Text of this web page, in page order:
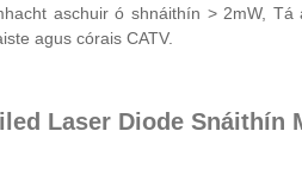
aschuir ó shnáithín > 2mW,
agus córais CATV.
Laser Diode Snáithín